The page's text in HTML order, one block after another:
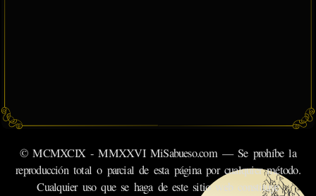
© MCMXCIX - MMXXVI MiSabueso.com — Se prohíbe la
reproducción total o parcial de esta página por cualquier método.
Cualquier uso que se haga de este sitio web constituye